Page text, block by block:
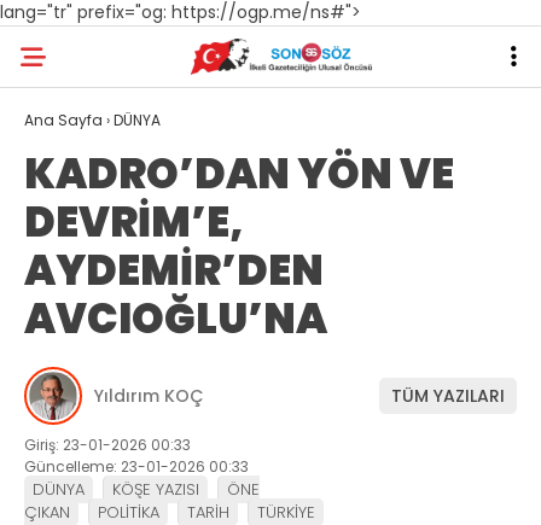
lang="tr" prefix="og: https://ogp.me/ns#">
Ana Sayfa ›DÜNYA
KADRO’DAN YÖN VE
DEVRİM’E,
AYDEMİR’DEN
AVCIOĞLU’NA
Yıldırım KOÇ TÜM YAZILARI
Giriş: 23-01-2026 00:33
Güncelleme: 23-01-2026 00:33
DÜNYA KÖŞE YAZISI
ÖNE
ÇIKAN
POLİTİKA TARİH TÜRKİYE